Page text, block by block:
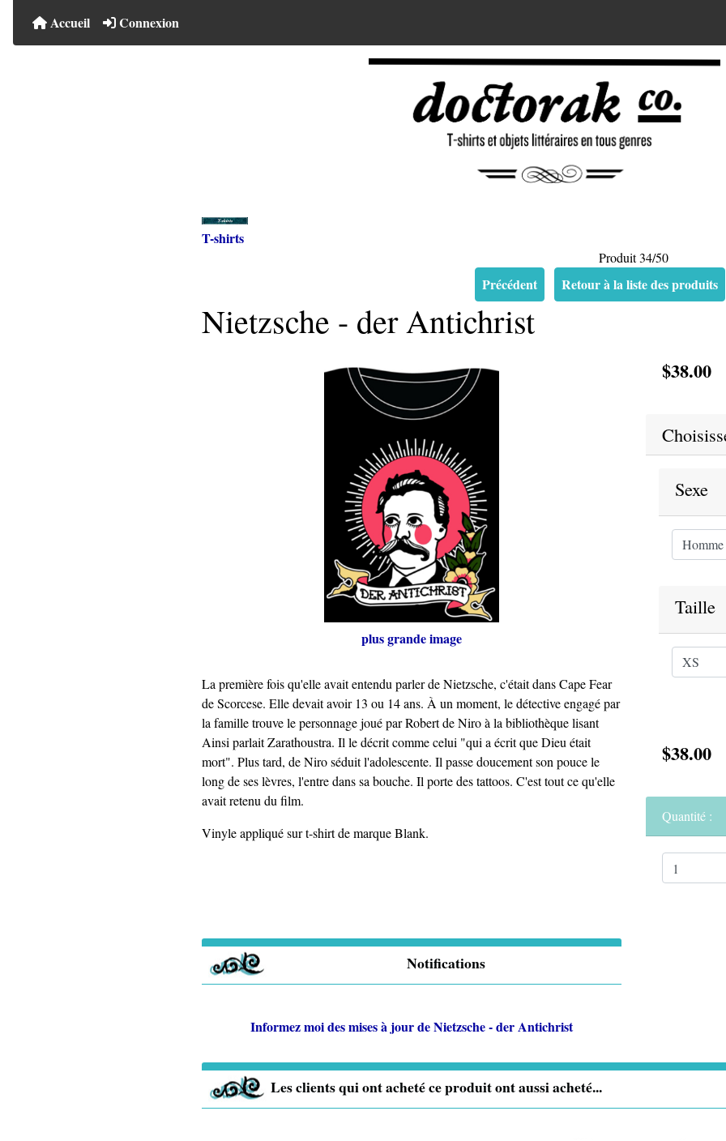
Accueil Connexion
T-shirts
Produit 34/50
Précédent Retour à la liste des produits
Nietzsche - der Antichrist
plus grande image
La première fois qu'elle avait entendu parler de Nietzsche, c'était dans Cape Fear
de Scorcese. Elle devait avoir 13 ou 14 ans. À un moment, le détective engagé par
la famille trouve le personnage joué par Robert de Niro à la bibliothèque lisant
Ainsi parlait Zarathoustra. Il le décrit comme celui "qui a écrit que Dieu était
mort". Plus tard, de Niro séduit l'adolescente. Il passe doucement son pouce le
long de ses lèvres, l'entre dans sa bouche. Il porte des tattoos. C'est tout ce qu'elle
avait retenu du film.
Vinyle appliqué sur t-shirt de marque Blank.
$38.00
Sexe
Taille
$38.00
Quantité :
Notifications
Informez moi des mises à jour deNietzsche - der Antichrist
Les clients qui ont acheté ce produit ont aussi acheté...